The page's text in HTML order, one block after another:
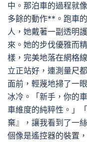
中。那泊車的過程就
多餘的動作**。跑車
人，她戴著一副透明
來。她的步伐優雅而
樣，完美地落在網格
立正站好，連測量尺
面前，輕蔑地掃了一
冰冷。「新手，你的
車維度的純粹性。」
棄』，讓我看到了一
個像是遙控器的裝置